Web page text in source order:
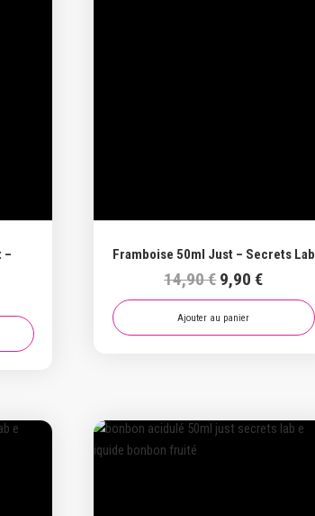
–
:
Framboise 50ml Just – Secrets Lab
14,90€ Le
prix
initial
était :
9,90€Le
prix
est :
Ajouter au panier